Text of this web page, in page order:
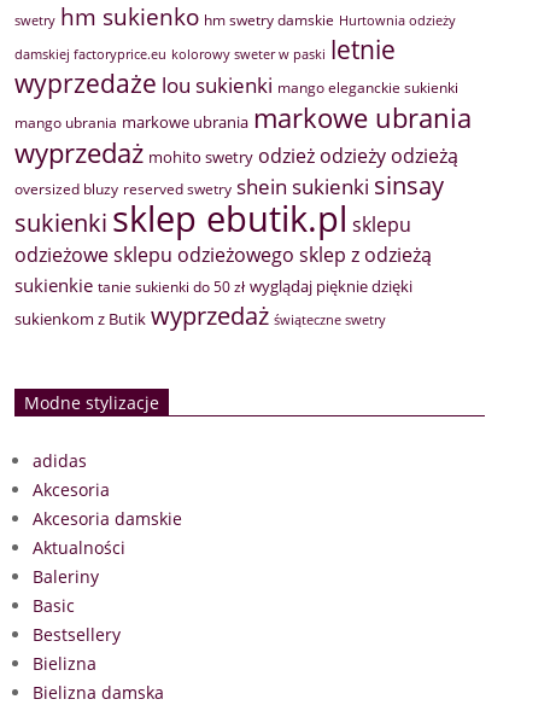
swetry hm sukienko hm swetry damskie Hurtownia odzieży
damskiej factoryprice.eu kolorowy sweter w paski letnie
wyprzedaże lou sukienki mango eleganckie sukienki
mango ubrania markowe ubrania markowe ubrania
wyprzedaż mohito swetry odzież odzieży odzieżą
oversized bluzy reserved swetry shein sukienki sinsay
sukienki sklep ebutik.pl sklepu
odzieżowesklepu odzieżowego sklep z odzieżą
sukienkie tanie sukienki do 50 zł wyglądaj pięknie dzięki
sukienkom z Butik wyprzedaż świąteczne swetry
Modne stylizacje
adidas
Akcesoria
Akcesoria damskie
Aktualności
Baleriny
Basic
Bestsellery
Bielizna
Bielizna damska